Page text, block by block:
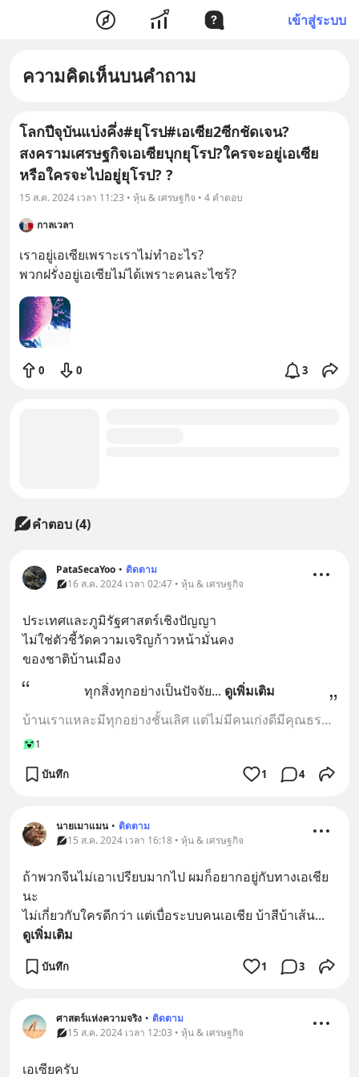
เข้าสู่ระบบ
ความคิดเห็นบนคำถาม
โลกปีจุบันแบ่งคึ่ง#ยุโรป#เอเซีย2ซีกชัดเจน?
สงครามเศรษฐกิจเอเซียบุกยุโรป?ใครจะอยู่เอเซีย
หรือใครจะไปอยู่ยุโรป? ?
15 ส.ค. 2024 เวลา 11:23 • หุ้น & เศรษฐกิจ • 4 คำตอบ
กาลเวลา
เราอยู่เอเซียเพราะเราไม่ทำอะไร?
พวกฝรั่งอยู่เอเซียไม่ได้เพราะคนละไซร้?
0 0 3
คำตอบ (4)
PataSecaYoo • ติดตาม
16 ส.ค. 2024 เวลา 02:47 • หุ้น & เศรษฐกิจ
ประเทศและภูมิรัฐศาสตร์เชิงปัญญา
ไม่ใช่ตัวชี้วัดความเจริญก้าวหน้ามั่นคง
ของชาติบ้านเมือง
ทุกสิ่งทุกอย่างเป็นปัจจัย... ดูเพิ่มเติม
บ้านเราแหละมีทุกอย่างชั้นเลิศ แต่ไม่มีคนเก่งดีมีคุณธรรมดีเพื่อชาติรึอาจมีนะแต่อยู่ใต้อำนาจคุณธรรมเลว
1
บันทึก 1 4
นายเมาแมน • ติดตาม
15 ส.ค. 2024 เวลา 16:18 • หุ้น & เศรษฐกิจ
ถ้าพวกจีนไม่เอาเปรียบมากไป ผมก็อยากอยู่กับทางเอเชีย
นะ
ไม่เกี่ยวกับใครดีกว่า แต่เบื่อระบบคนเอเชีย บ้าสีบ้าเส้น...
ดูเพิ่มเติม
บันทึก 1 3
ศาสตร์แห่งความจริง • ติดตาม
15 ส.ค. 2024 เวลา 12:03 • หุ้น & เศรษฐกิจ
เอเซียครับ